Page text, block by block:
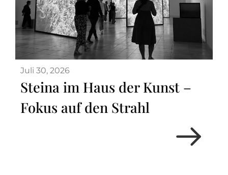
Juli 30, 2026
Steina im Haus der Kunst –
Fokus auf den Strahl